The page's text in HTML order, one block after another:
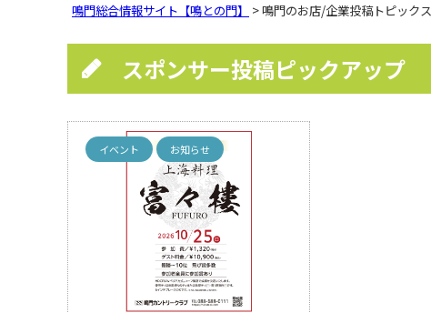
鳴門総合情報サイト【鳴との門】 > 鳴門のお店/企業投稿トピックス
スポンサー投稿ピックアップ
イベント お知らせ